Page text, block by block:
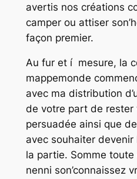
avertis nos créations
camper ou attiser
façon premier.
Au fur et í mesure, la
mappemonde
avec ma distribution
de votre part de rester
persuadée ainsi que
avec souhaiter
la partie. Somme
nenni son’connaissez